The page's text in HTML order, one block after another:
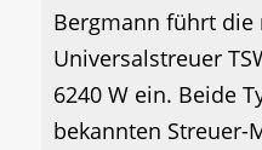
Bergmann führt die
Universalstreuer
6240 W ein. Beide
bekannten Streuer-